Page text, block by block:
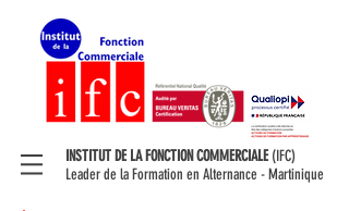
INSTITUT DE LA FONCTION COMMERCIALE (IFC)
Leader de la Formation en Alternance - Martinique